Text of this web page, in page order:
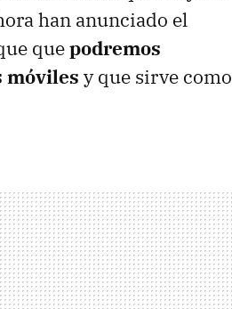
han anunciado el
quepodremos
móviles y que sirve como